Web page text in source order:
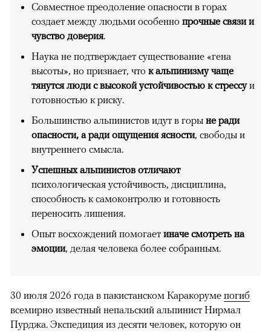
Совместное преодоление опасности в горах
создает между людьми особенно прочные связи и
чувство доверия.
Наука не подтверждает существование «гена
высоты», но признает, что к альпинизму чаще
тянутся люди с высокой устойчивостью к стрессуи
готовностью к риску.
Большинство альпинистов идут в горы не ради
опасности, а ради ощущения ясности, свободы и
внутреннего смысла.
Успешных альпинистов отличают
психологическая устойчивость, дисциплина,
способность к самоконтролю и готовность
переносить лишения.
Опыт восхождений помогает иначе смотреть на
эмоции, делая человека более собранным.
30 июля 2026 года в пакистанском Каракоруме погиб
всемирно известный непальский альпинист Нирмал
Пурджа. Экспедиция из десяти человек, которую он